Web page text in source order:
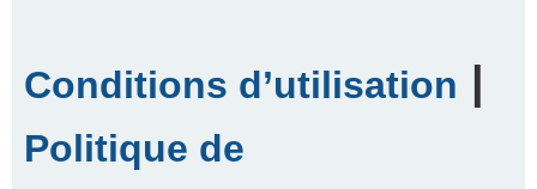
Conditions d’utilisation |
Politique de